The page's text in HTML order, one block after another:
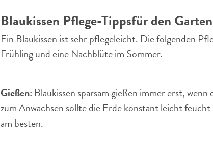
Blaukissen Pflege-Tippsfür den Garten
Ein Blaukissen ist sehr pflegeleicht. Die folgenden
Frühling und eine Nachblüte im Sommer.
Gießen: Blaukissen sparsam gießen immer erst,
zum Anwachsen sollte die Erde konstant leicht
am besten.